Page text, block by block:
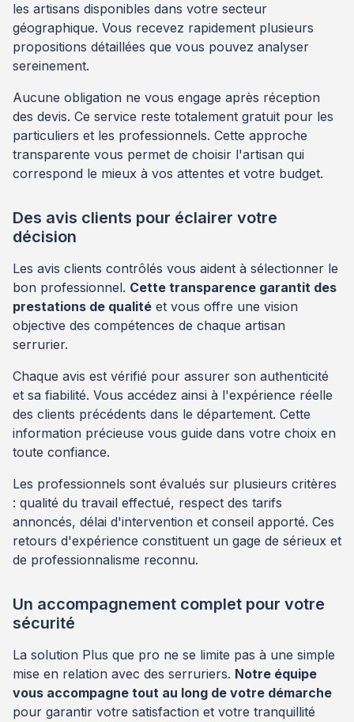
les artisans disponibles dans votre secteur
géographique. Vous recevez rapidement plusieurs
propositions détaillées que vous pouvez analyser
sereinement.
Aucune obligation ne vous engage après réception
des devis. Ce service reste totalement gratuit pour les
particuliers et les professionnels. Cette approche
transparente vous permet de choisir l'artisan qui
correspond le mieux à vos attentes et votre budget.
Des avis clients pour éclairer votre
décision
Les avis clients contrôlés vous aident à sélectionner le
bon professionnel. Cette transparence garantit des
prestations de qualité et vous offre une vision
objective des compétences de chaque artisan
serrurier.
Chaque avis est vérifié pour assurer son authenticité
et sa fiabilité. Vous accédez ainsi à l'expérience réelle
des clients précédents dans le département. Cette
information précieuse vous guide dans votre choix en
toute confiance.
Les professionnels sont évalués sur plusieurs critères
: qualité du travail effectué, respect des tarifs
annoncés, délai d'intervention et conseil apporté. Ces
retours d'expérience constituent un gage de sérieux et
de professionnalisme reconnu.
Un accompagnement complet pour votre
sécurité
La solution Plus que pro ne se limite pas à une simple
mise en relation avec des serruriers. Notre équipe
vous accompagne tout au long de votre démarche
pour garantir votre satisfaction et votre tranquillité